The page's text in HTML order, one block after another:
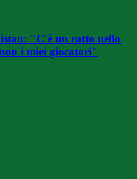
"C'è un ratto nello
i miei giocatori"